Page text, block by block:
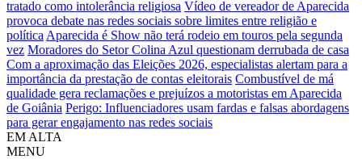
tratado como intolerância religiosa Vídeo de vereador de Aparecida
provoca debate nas redes sociais sobre limites entre religião e
política Aparecida é Show não terá rodeio em touros pela segunda
vez Moradores do Setor Colina Azul questionam derrubada de casa
Com a aproximação das Eleições 2026, especialistas alertam para a
importância da prestação de contas eleitorais Combustível de má
qualidade gera reclamações e prejuízos a motoristas em Aparecida
de Goiânia Perigo: Influenciadores usam fardas e falsas abordagens
para gerar engajamento nas redes sociais
EM ALTA
MENU